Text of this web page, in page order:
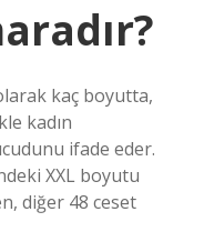
kaç boyutta,
kadın
ifade eder.
XXL boyutu
diğer 48 ceset